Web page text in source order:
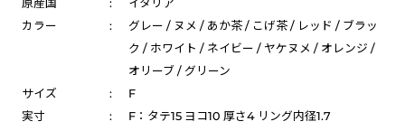
原産国
:
イタリア
カラー
:
グレー / ヌメ / あか茶 / こげ茶 / レッド / ブラッ
ク / ホワイト / ネイビー / ヤケヌメ / オレンジ /
オリーブ / グリーン
サイズ
:
F
実寸
: F：タテ15 ヨコ10 厚さ4 リング内径1.7